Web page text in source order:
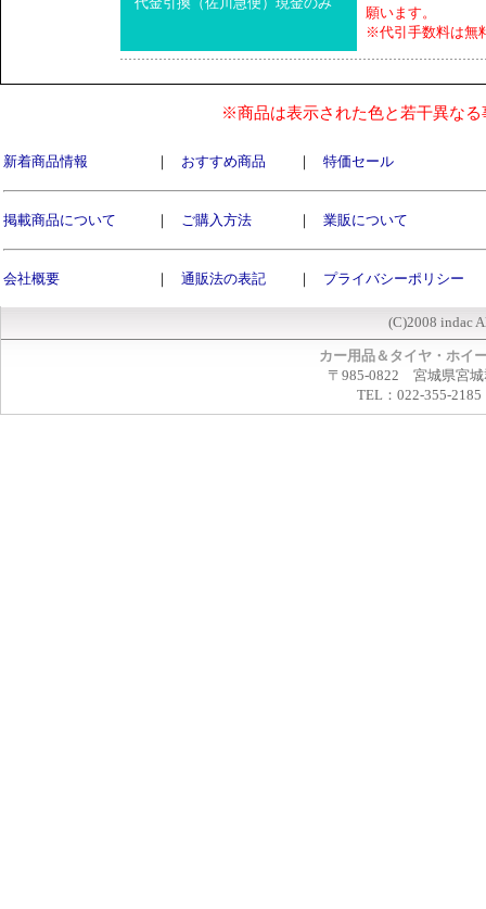
願います。
※代引手数料は無
※商品は表示された色と若干異な
新着商品情報 ｜ おすすめ商品 ｜ 特価セール
掲載商品について ｜ ご購入方法 ｜ 業販について
会社概要 ｜ 通販法の表記 ｜ プライバシーポリシー
(C)2008 indac
カー用品＆タイヤ・ホイ
〒985-0822 宮城県宮城
TEL：022-355-